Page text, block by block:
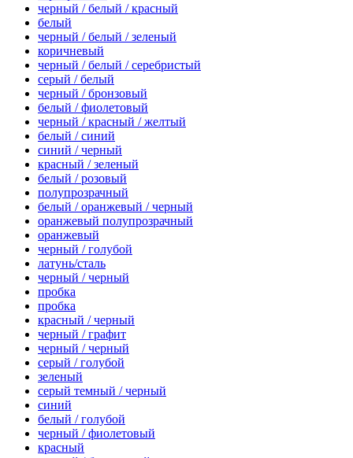
черный / белый / красный
белый
черный / белый / зеленый
коричневый
черный / белый / серебристый
серый / белый
черный / бронзовый
белый / фиолетовый
черный / красный / желтый
белый / синий
синий / черный
красный / зеленый
белый / розовый
полупрозрачный
белый / оранжевый / черный
оранжевый полупрозрачный
оранжевый
черный / голубой
латунь/сталь
черный / черный
пробка
пробка
красный / черный
черный / графит
черный / черный
серый / голубой
зеленый
серый темный / черный
синий
белый / голубой
черный / фиолетовый
красный